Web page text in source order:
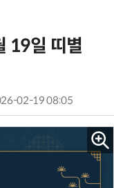
19일 띠별
02-19 08:05